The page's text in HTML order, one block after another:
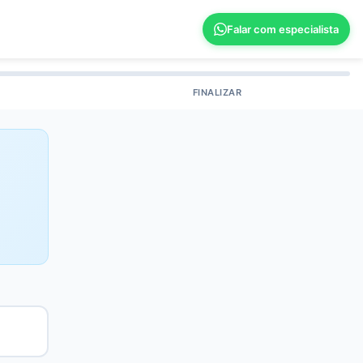
Falar com especialista
FINALIZAR